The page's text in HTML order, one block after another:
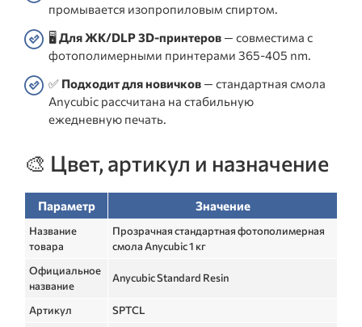
промывается изопропиловым спиртом.
🖥️ Для ЖК/DLP 3D-принтеров — совместима с
фотополимерными принтерами 365-405 nm.
✅ Подходит для новичков — стандартная смола
Anycubic рассчитана на стабильную
ежедневную печать.
🎨 Цвет, артикул и назначение
Параметр Значение
Название
товара
Прозрачная стандартная фотополимерная
смола Anycubic 1 кг
Официальное
название
Anycubic Standard Resin
Артикул
SPTCL